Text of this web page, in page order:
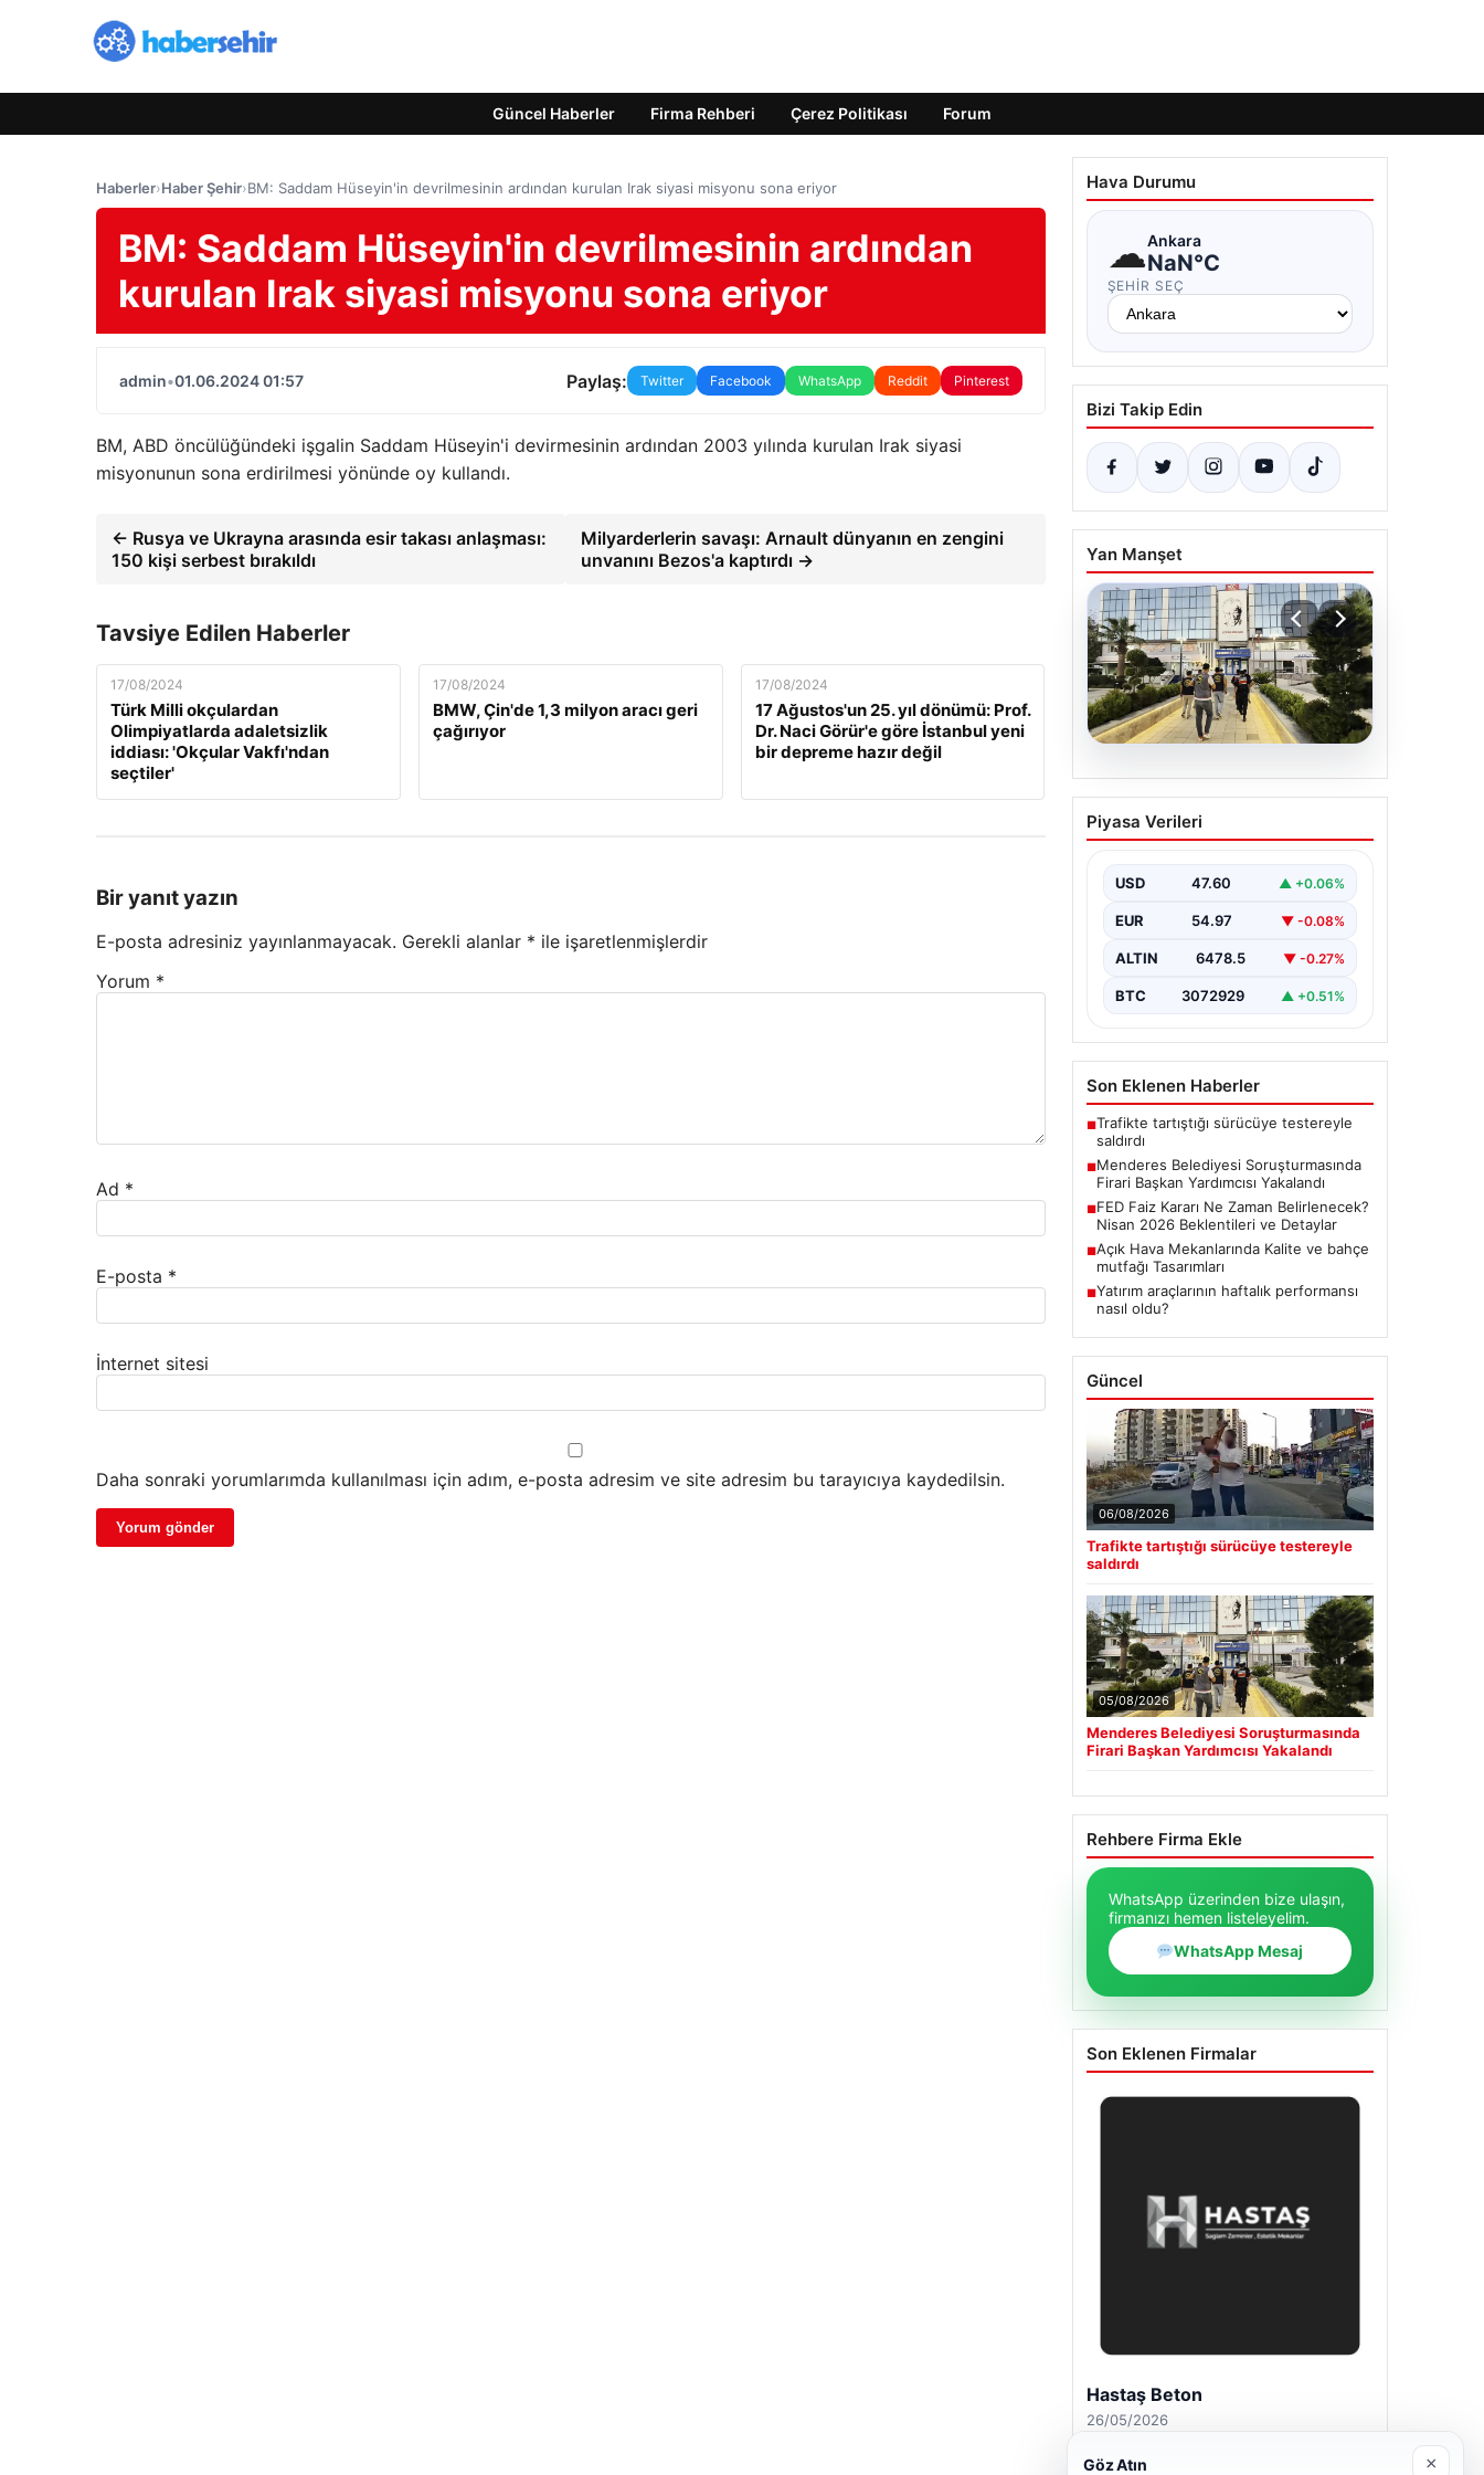
Güncel Haberler Firma Rehberi Çerez Politikası Forum
Haberler›Haber Şehir›BM: Saddam Hüseyin'in devrilmesinin ardından kurulan Irak siyasi misyonu sona eriyor
BM: Saddam Hüseyin'in devrilmesinin ardından
kurulan Irak siyasi misyonu sona eriyor
admin•01.06.2024 01:57 Paylaş: Twitter Facebook WhatsApp Reddit Pinterest
BM, ABD öncülüğündeki işgalin Saddam Hüseyin'i devirmesinin ardından 2003 yılında kurulan Irak siyasi
misyonunun sona erdirilmesi yönünde oy kullandı.
← Rusya ve Ukrayna arasında esir takası anlaşması:
150 kişi serbest bırakıldı
Milyarderlerin savaşı: Arnault dünyanın en zengini
unvanını Bezos'a kaptırdı →
Tavsiye Edilen Haberler
17/08/2024
Türk Milli okçulardan
Olimpiyatlarda adaletsizlik
iddiası: 'Okçular Vakfı'ndan
seçtiler'
17/08/2024
BMW, Çin'de 1,3 milyon aracı geri
çağırıyor
17/08/2024
17 Ağustos'un 25. yıl dönümü: Prof.
Dr. Naci Görür'e göre İstanbul yeni
bir depreme hazır değil
Bir yanıt yazın
E-posta adresiniz yayınlanmayacak. Gerekli alanlar * ile işaretlenmişlerdir
Yorum *
Ad *
E-posta *
İnternet sitesi
Daha sonraki yorumlarımda kullanılması için adım, e-posta adresim ve site adresim bu tarayıcıya kaydedilsin.
Hava Durumu
☁Ankara
NaN°C
ŞEHIR SEÇ
Bizi Takip Edin
Yan Manşet
05.08.2026
Menderes Belediyesi
Soruşturmasında Firari
Yakalandı
İzmir’in Menderes ilçesinde
yürütülen geniş çaplı bir
soruşturma kapsamında, Belediye
Başkan Yardımcısı Rüzgar
Piyasa Verileri
USD 47.60 ▲ +0.06%
EUR 54.97 ▼ -0.08%
ALTIN 6478.5 ▼ -0.27%
BTC 3072929 ▲ +0.51%
Son Eklenen Haberler
■Trafikte tartıştığı sürücüye testereyle
saldırdı
■Menderes Belediyesi Soruşturmasında
Firari Başkan Yardımcısı Yakalandı
■FED Faiz Kararı Ne Zaman Belirlenecek?
Nisan 2026 Beklentileri ve Detaylar
■Açık Hava Mekanlarında Kalite ve bahçe
mutfağı Tasarımları
■Yatırım araçlarının haftalık performansı
nasıl oldu?
Güncel
06/08/2026
Trafikte tartıştığı sürücüye testereyle
saldırdı
05/08/2026
Menderes Belediyesi Soruşturmasında
Firari Başkan Yardımcısı Yakalandı
Rehbere Firma Ekle
WhatsApp üzerinden bize ulaşın,
firmanızı hemen listeleyelim.
WhatsApp Mesaj
Son Eklenen Firmalar
Hastaş Beton
26/05/2026
Göz Atın ×